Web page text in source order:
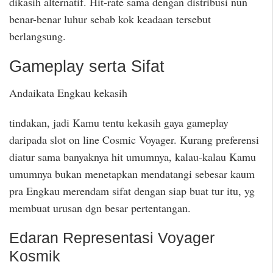
benar-benar luhur sebab kok keadaan tersebut
berlangsung.
Gameplay serta Sifat
Andaikata Engkau kekasih
tindakan, jadi Kamu tentu kekasih gaya gameplay
daripada slot on line Cosmic Voyager. Kurang preferensi
diatur sama banyaknya hit umumnya, kalau-kalau Kamu
umumnya bukan menetapkan mendatangi sebesar kaum
pra Engkau merendam sifat dengan siap buat tur itu, yg
membuat urusan dgn besar pertentangan.
Edaran Representasi Voyager
Kosmik